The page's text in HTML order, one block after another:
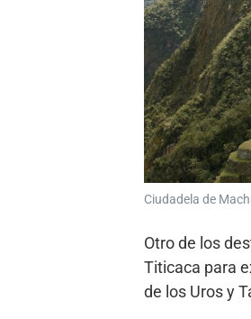
Ciudadela de
Otro de los
Titicaca para
de los Uros y